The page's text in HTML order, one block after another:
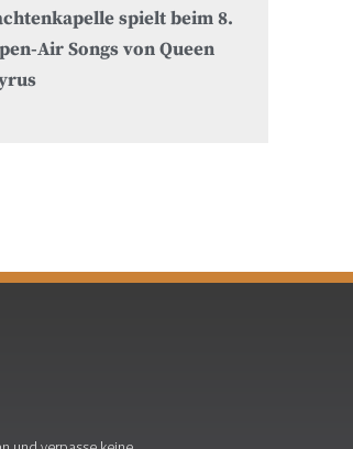
spielt beim 8.
Air Songs von Queen